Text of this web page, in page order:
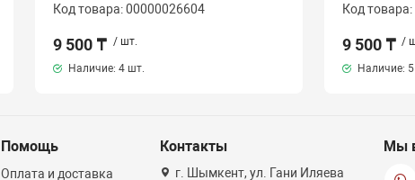
Код товара: 00000026604
9 500 ₸ / шт.
Наличие:4 шт.
Код
9 500 ₸ /
Наличие:
Помощь
Оплата и доставка
Контакты
г. Шымкент, ул. Гани Иляева
Мы